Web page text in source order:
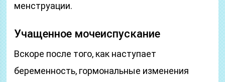
менструации.
Учащенное мочеиспускание
Вскоре после того, как наступает
беременность, гормональные изменения